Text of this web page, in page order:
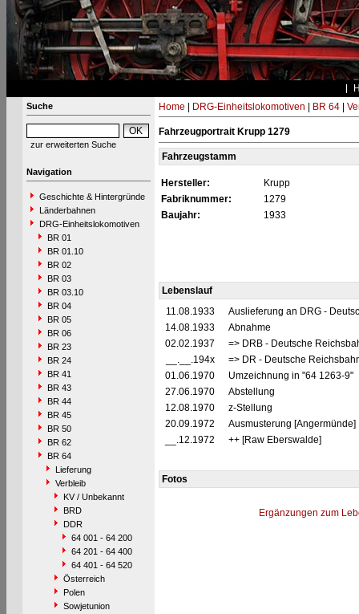
Suche
zur erweiterten Suche
Navigation
Geschichte & Hintergründe
Länderbahnen
DRG-Einheitslokomotiven
BR 01
BR 01.10
BR 02
BR 03
BR 03.10
BR 04
BR 05
BR 06
BR 23
BR 24
BR 41
BR 43
BR 44
BR 45
BR 50
BR 62
BR 64
Lieferung
Verbleib
KV / Unbekannt
BRD
DDR
64 001 - 64 200
64 201 - 64 400
64 401 - 64 520
Österreich
Polen
Sowjetunion
Home DRG-Einheitslokomotiven BR 64|
Fahrzeugportrait Krupp 1279
Fahrzeugstamm
Hersteller:
Krupp
Fabriknummer:
1279
Baujahr:
1933
Lebenslauf
11.08.1933
Auslieferung an DRG -
14.08.1933
Abnahme
02.02.1937
=> DRB - Deutsche
__.__.194x
=> DR - Deutsche
01.06.1970
Umzeichnung in "64 1263-9"
27.06.1970
Abstellung
12.08.1970
z-Stellung
20.09.1972
Ausmusterung [Angermünde]
__.12.1972
++ [Raw Eberswalde]
Fotos
Ergänzungen zum